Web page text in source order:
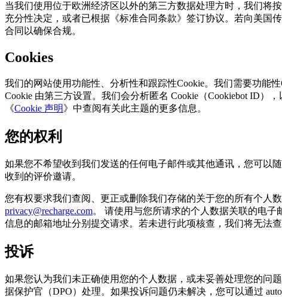
当我们使用位于欧洲经济区以外的第三方数据处理方时，我们将
充分性决定，或者已根据《标准合同条款》签订协议。若向美国
合同以确保合规。
Cookies
我们的网站使用功能性、分析性和跟踪性Cookie。我们需要功能
Cookie 由第三方设置。我们会分析匿名 Cookie（Cookiebot ID）
《Cookie 声明》中查阅有关此主题的更多信息。
您的权利
如果您不希望收到我们发送的任何电子邮件或其他通讯，您可以
收到的评价邀请。
您有权要求我们查阅、更正或删除我们存储的关于您的所有个人
privacy@recharge.com。 请使用与您所请求的个人数据关联的电
信息的邮箱地址分别提交请求。若未进行此项核查，我们将无法
投诉
如果您认为我们未正确使用您的个人数据，或未妥善处理您的问
据保护官（DPO）处理。如果投诉问题仍未解决，您可以通过